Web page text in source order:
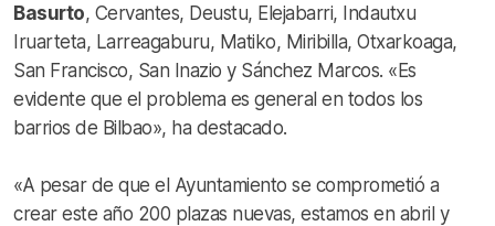
Basurto, Cervantes, Deustu, Elejabarri, Indautxu
Iruarteta, Larreagaburu, Matiko, Miribilla, Otxarkoaga,
San Francisco, San Inazio y Sánchez Marcos. «Es
evidente que el problema es general en todos los
barrios de Bilbao», ha destacado.
«A pesar de que el Ayuntamiento se comprometió a
crear este año 200 plazas nuevas, estamos en abril y